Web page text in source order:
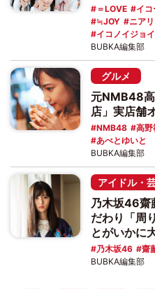
＝LOVE イ
≒JOY
ニア
イコノイジョ
BUBKA編集部
グルメ
元NMB48
店」実店舗
NMB48 高野
あべとゆいと
BUBKA編集部
アイドル・
乃木坂46齋
だわり「周
とがいかに
乃木坂46 齋
BUBKA編集部